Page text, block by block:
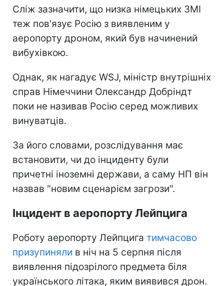
Сліж зазначити, що низка німецьких ЗМІ
теж пов'язує Росію з виявленим у
аеропорту дроном, який був начинений
вибухівкою.
Однак, як нагадує WSJ, міністр внутрішніх
справ Німеччини Олександр Добріндт
поки не називав Росію серед можливих
винуватців.
За його словами, розслідування має
встановити, чи до інциденту були
причетні іноземні держави, а саму НП він
назвав "новим сценарієм загрози".
Інцидент в аеропорту Лейпцига
Роботу аеропорту Лейпцига тимчасово
призупиняли в ніч на 5 серпня після
виявлення підозрілого предмета біля
українського літака, яким виявився дрон.